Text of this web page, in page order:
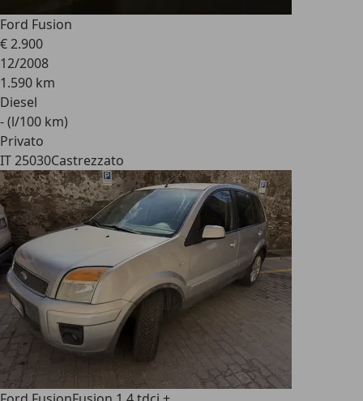
Ford Fusion
€ 2.900
12/2008
1.590 km
Diesel
- (l/100 km)
Privato
IT 25030Castrezzato